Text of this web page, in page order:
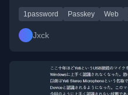
1password Passkey Web
Jxck